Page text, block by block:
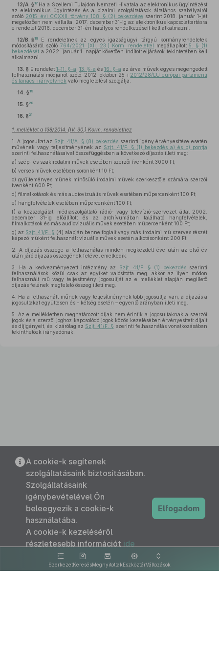
12/A. § 17 Ha a Szellemi Tulajdon Nemzeti Hivatala az elektronikus ügyintézést
az elektronikus ügyintézés és a bizalmi szolgáltatások általános szabályairól
szóló 2015. évi CCXXII. törvény 108. § (2) bekezdése szerint 2018. január 1-jét
megelőzően nem vállalta, 2017. december 31-ig az elektronikus kapcsolattartásra
e rendelet 2016. december 31-én hatályos rendelkezéseit kell alkalmazni.
12/B. § 18
E rendeletnek az egyes igazságügyi tárgyú kormányrendeletek
módosításáról szóló 764/2021. (XII. 23.) Korm. rendelettel megállapított5. § (1)
bekezdését a 2022. január 1. napját követően indított eljárások tekintetében kell
alkalmazni.
13. § E rendelet 1–11. §-a 13. §-a és 16. §-a az árva művek egyes megengedett
felhasználási módjairól szóló, 2012. október 25-i 2012/28/EU európai parlamenti
és tanácsi irányelvnek való megfelelést szolgálja.
14. § 19
15. §20
16. §21
1. melléklet a 138/2014. (IV. 30.) Korm. rendelethez
1.
A jogosultat az Szjt. 41/A. § (8) bekezdés szerinti igény érvényesítése esetén
művének vagy teljesítményének az Szjt. 41/F. § (1) bekezdés a) és b) pontja
szerinti felhasználásaival összefüggésben a következő díjazás illeti meg:
a) szép- és szakirodalmi művek esetében szerzői ívenként 3000 Ft;
b) verses művek esetében soronként 10 Ft;
c) gyűjteményes műnek minősülő irodalmi művek szerkesztője számára szerzői
ívenként 600 Ft;
d) filmalkotások és más audiovizuális művek esetében műpercenként 100 Ft;
e) hangfelvételek esetében műpercenként 100 Ft;
f) a közszolgálati médiaszolgáltató rádió- vagy televízió-szervezet által 2002.
december 31-ig előállított és az archívumában található hangfelvételek,
filmalkotások és más audiovizuális művek esetében műpercenként 100 Ft;
g) az Szjt. 41/F. § (4) alapján benne foglalt vagy más irodalmi mű szerves részét
képező műként felhasznált vizuális művek esetén alkotásonként 200 Ft.
2.
A díjazás összege a felhasználás minden megkezdett éve után az első év
után járó díjazás összegének felével emelkedik.
3.
Ha a kedvezményezett intézmény az Szjt. 41/F. § (1) bekezdésszerinti
felhasználások közül csak az egyiket valósította meg, akkor az ilyen módon
felhasznált mű vagy teljesítmény jogosultját az e melléklet alapján megillető
díjazás felének megfelelő összeg illeti meg.
4.
Ha a felhasznált műnek vagy teljesítménynek több jogosultja van, a díjazás a
jogosultakat együttesen és – kétség esetén – egyenlő arányban illeti meg.
5.
Az e mellékletben meghatározott díjak nem érintik a jogosultaknak a szerzői
jogok és a szerzői joghoz kapcsolódó jogok közös kezelésében érvényesített díjait
és díjigényeit, és kizárólag az Szjt. 41/F. § szerinti felhasználás vonatkozásában
tekinthetőek irányadónak.
SzerkezetKeresésMegnyitottakEszköztárVáltozások
A cookie-k segítenek
szolgáltatásaink biztosításában.
Szolgáltatásaink
igénybevételével Ön
beleegyezik a cookie-k
használatába.
A cookie-k kezeléséről
részletesebb információt ide
kattintva olvashat.
Elfogadom